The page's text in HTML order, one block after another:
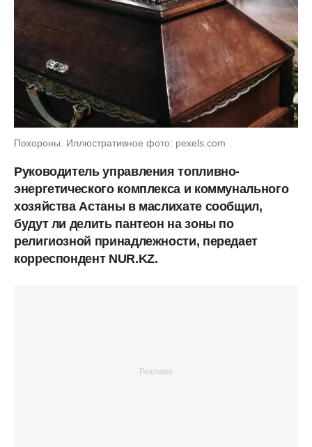
Похороны. Иллюстративное фото: pexels.com
Руководитель управления топливно-
энергетического комплекса и коммунального
хозяйства Астаны в маслихате сообщил,
будут ли делить пантеон на зоны по
религиозной принадлежности, передает
корреспондент NUR.KZ.